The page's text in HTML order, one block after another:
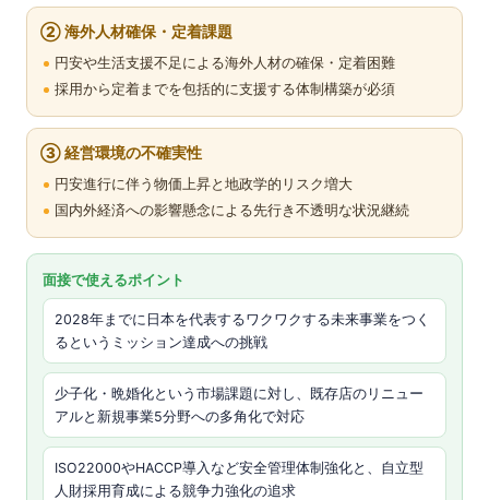
② 海外人材確保・定着課題
円安や生活支援不足による海外人材の確保・定着困難
採用から定着までを包括的に支援する体制構築が必須
③ 経営環境の不確実性
円安進行に伴う物価上昇と地政学的リスク増大
国内外経済への影響懸念による先行き不透明な状況継続
面接で使えるポイント
2028年までに日本を代表するワクワクする未来事業をつく
るというミッション達成への挑戦
少子化・晩婚化という市場課題に対し、既存店のリニュー
アルと新規事業5分野への多角化で対応
ISO22000やHACCP導入など安全管理体制強化と、自立型
人財採用育成による競争力強化の追求